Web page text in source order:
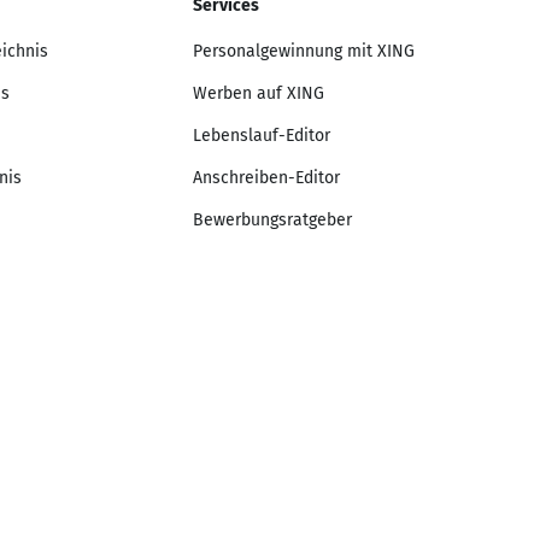
Services
Personalgewinnung mit XING
Werben auf XING
Lebenslauf-Editor
Anschreiben-Editor
Bewerbungsratgeber